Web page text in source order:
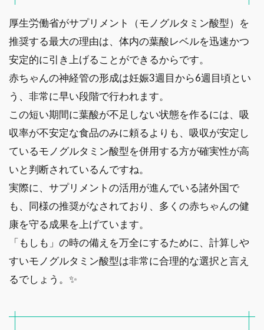
厚生労働省がサプリメント（モノグルタミン酸型）を
推奨する最大の理由は、体内の葉酸レベルを迅速かつ
安定的に引き上げることができるからです。
赤ちゃんの神経管の形成は妊娠3週目から6週目頃とい
う、非常に早い段階で行われます。
この短い期間に葉酸が不足しない状態を作るには、吸
収率が不安定な食品のみに頼るよりも、吸収が安定し
ているモノグルタミン酸型を併用する方が確実性が高
いと判断されているんですね。
実際に、サプリメントの活用が進んでいる諸外国で
も、同様の推奨がなされており、多くの赤ちゃんの健
康を守る成果を上げています。
「もしも」の時の備えを万全にするために、計算しや
すいモノグルタミン酸型は非常に合理的な選択と言え
るでしょう。✨